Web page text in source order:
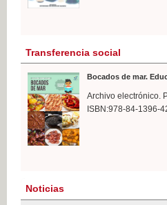
Transferencia social
Bocados de mar.
Archivo electrónico.
ISBN:978-84-1396-
Noticias